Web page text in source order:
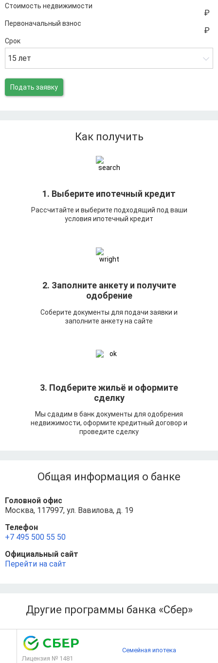
Стоимость недвижимости
Первоначальный взнос
Срок
15 лет
Подать заявку
Как получить
1. Выберите ипотечный кредит
Рассчитайте и выберите подходящий под ваши
условия ипотечный кредит
2. Заполните анкету и получите
одобрение
Соберите документы для подачи заявки и
заполните анкету на сайте
3. Подберите жильё и оформите
сделку
Мы сдадим в банк документы для одобрения
недвижимости, оформите кредитный договор и
проведите сделку
Общая информация о банке
Головной офис
Москва, 117997, ул. Вавилова, д. 19
Телефон
+7 495 500 55 50
Официальный сайт
Перейти на сайт
Другие программы банка «Сбер»
Лицензия № 1481
Семейная ипотека